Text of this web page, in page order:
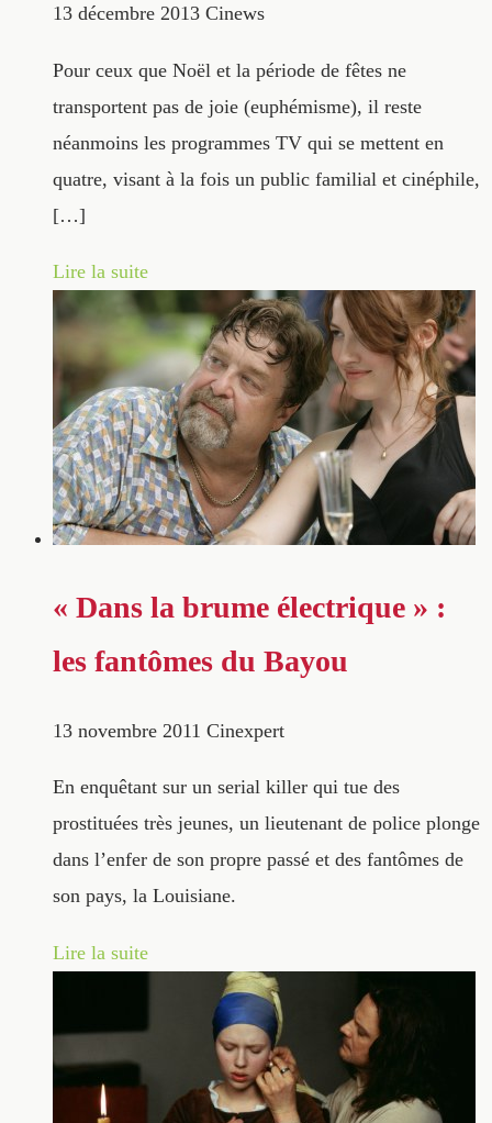
13 décembre 2013 Cinews
Pour ceux que Noël et la période de fêtes ne
transportent pas de joie (euphémisme), il reste
néanmoins les programmes TV qui se mettent en
quatre, visant à la fois un public familial et cinéphile,
[…]
Lire la suite
« Dans la brume électrique » :
les fantômes du Bayou
13 novembre 2011 Cinexpert
En enquêtant sur un serial killer qui tue des
prostituées très jeunes, un lieutenant de police plonge
dans l’enfer de son propre passé et des fantômes de
son pays, la Louisiane.
Lire la suite